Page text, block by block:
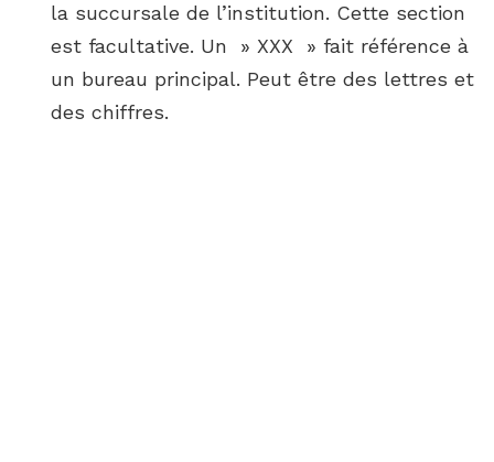
la succursale de l’institution. Cette section
est facultative. Un » XXX » fait référence à
un bureau principal. Peut être des lettres et
des chiffres.